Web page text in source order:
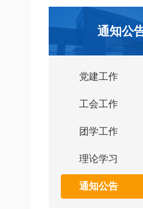
通知公
党建工作
工会工作
团学工作
理论学习
通知公告